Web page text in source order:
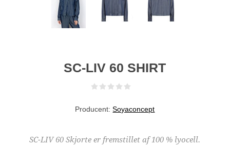
SC-LIV 60 SHIRT
Producent: Soyaconcept
SC-LIV 60 Skjorte er fremstillet af 100 % lyocell.